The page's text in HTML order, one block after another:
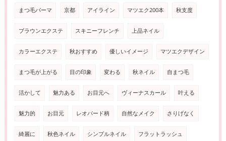
まつ毛パーマ 京都 アイライン マツエク200本 秋支度
ブラウンエクステ スキニーフレンチ 上品ネイル
カラーエクステ 秋おすすめ 優しいイメージ マツエクデザイン
まつ毛が上がる 目の印象 変わる 秋ネイル 自まつ毛
活かして 魅力ある お目元へ ヴィーナスカール 叶える
魅力的 お目元 レオパード柄 自然なメイク さりげなく
綺麗に 秋色ネイル シンプルネイル フラットラッシュ